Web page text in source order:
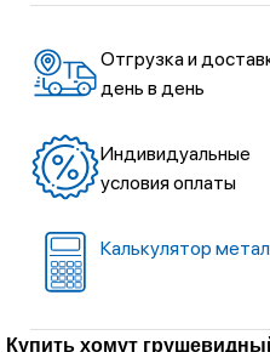
Отгрузка и
день в день
Индивидуальные
условия оплаты
Калькулятор
Купить хомут